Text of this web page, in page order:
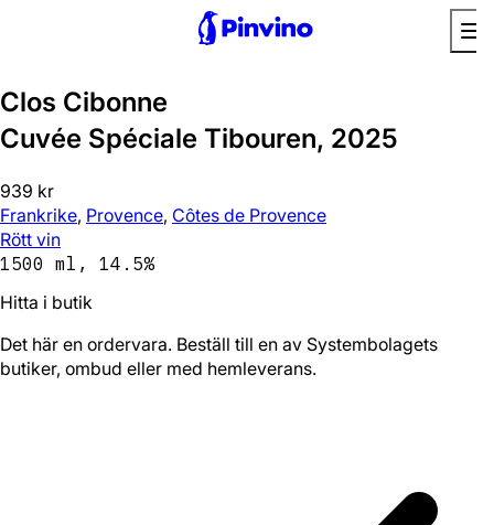
Clos Cibonne
Cuvée Spéciale Tibouren, 2025
939 kr
Frankrike, Provence, Côtes de Provence
Rött vin
1500 ml, 14.5%
Hitta i butik
Det här en ordervara. Beställ till en av Systembolagets
butiker, ombud eller med hemleverans.